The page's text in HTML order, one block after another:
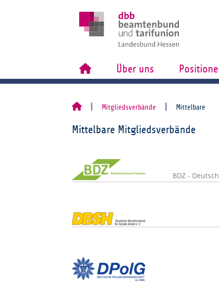
Über uns
Mitgliedsverbände Mittelbare
Mittelbare Mitgliedsverbände
BDZ -